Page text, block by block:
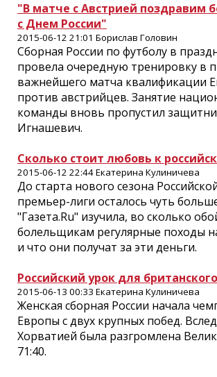
"В матче с Австрией поздравим
с Днем России"
2015-06-12 21:01 Борислав Головин
Сборная России по футболу в
провела очередную тренировку в
важнейшего матча квалификации
против австрийцев. Занятие
команды вновь пропустил
Игнашевич.
Сколько стоит любовь к
2015-06-12 22:44 Екатерина Кулиничева
До старта нового сезона
премьер-лиги осталось чуть
"Газета.Ru" изучила, во сколько
болельщикам регулярные походы
и что они получат за эти деньги.
Российский урок для
2015-06-13 00:33 Екатерина Кулиничева
Женская сборная России начала
Европы с двух крупных побед.
Хорватией была разгромлена
71:40.